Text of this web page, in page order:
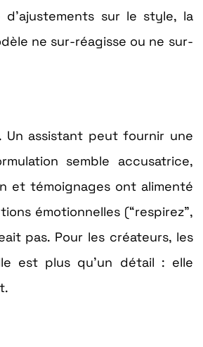
d’ajustements sur le style, la
ne sur-réagisse ou ne sur-
Un assistant peut fournir une
semble accusatrice,
et témoignages ont alimenté
émotionnelles (“respirez”,
pas. Pour les créateurs, les
est plus qu’un détail : elle